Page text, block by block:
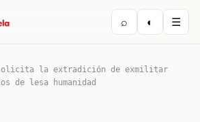
⌕ ◐ ☰
la extradición de exmilitar
de lesa humanidad